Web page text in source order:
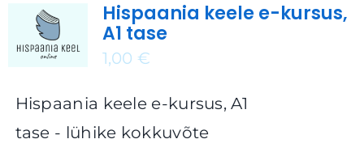
Blogi
Hispaania keele e-kursus,
A1 tase
1,00 €
Hispaania keele e-kursus, A1
tase - lühike kokkuvõte